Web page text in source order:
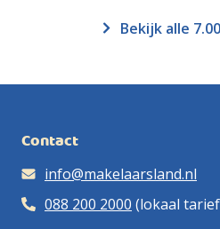
Bekijk alle
Contact
info@makelaarsland.nl
088 200 2000 (lokaal